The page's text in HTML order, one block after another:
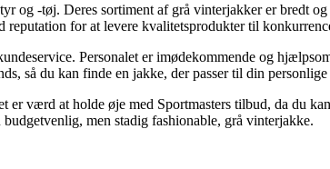
og -tøj. Deres sortiment af grå vinterjakker er bredt
reputation for at levere kvalitetsprodukter til
Personalet er imødekommende og
så du kan finde en jakke, der passer til din personlige
værd at holde øje med Sportmasters tilbud, da du
men stadig fashionable, grå vinterjakke.